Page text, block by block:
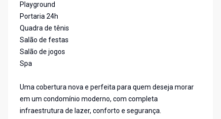
Playground
Portaria 24h
Quadra de tênis
Salão de festas
Salão de jogos
Spa
Uma cobertura nova e perfeita para quem deseja morar
em um condomínio moderno, com completa
infraestrutura de lazer, conforto e segurança.